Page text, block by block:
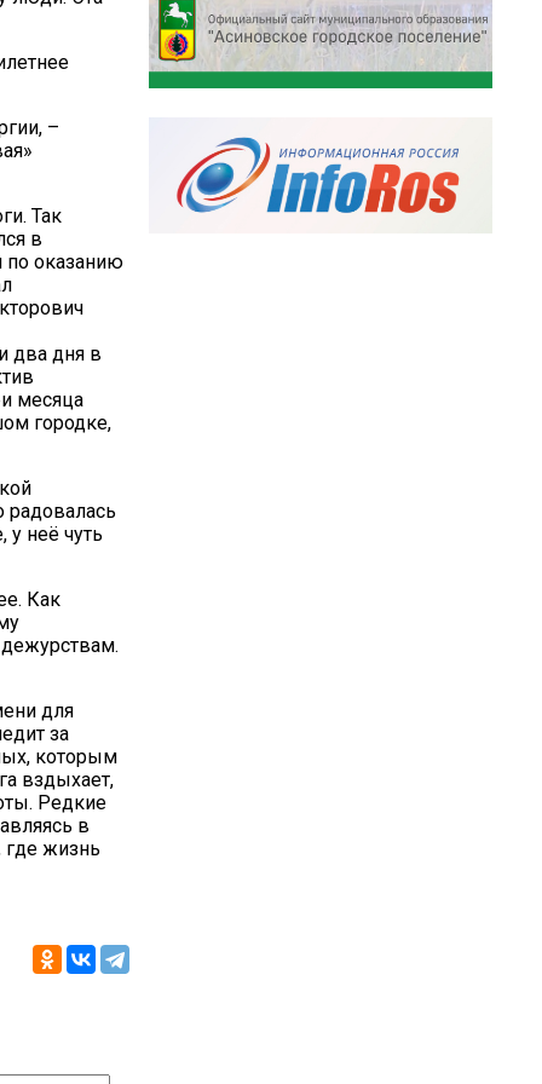
–
Так
в
по оказанию
два дня в
месяца
городке,
радовалась
у неё чуть
Как
для
за
которым
вздыхает,
Редкие
в
жизнь